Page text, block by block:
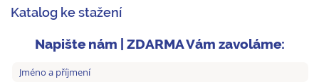
Katalog ke stažení
Napište nám | ZDARMA Vám zavoláme: